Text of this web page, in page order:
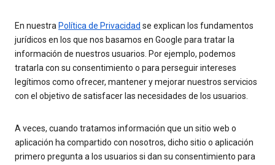
En nuestra Política de Privacidad se explican los fundamentos
jurídicos en los que nos basamos en Google para tratar la
información de nuestros usuarios. Por ejemplo, podemos
tratarla con su consentimiento o para perseguir intereses
legítimos como ofrecer, mantener y mejorar nuestros servicios
con el objetivo de satisfacer las necesidades de los usuarios.
A veces, cuando tratamos información que un sitio web o
aplicación ha compartido con nosotros, dicho sitio o aplicación
primero pregunta a los usuarios si dan su consentimiento para